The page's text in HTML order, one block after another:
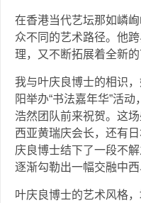
在香港当代艺坛那如嶙
众不同的艺术路径。他
理，又不断拓展着全新
我与叶庆良博士的相识
阳举办“书法嘉年华”活
浩然团队前来祝贺。这
西亚黄瑞庆会长，还有
庆良博士结下了一段不
逐渐勾勒出一幅交融中
叶庆良博士的艺术风格